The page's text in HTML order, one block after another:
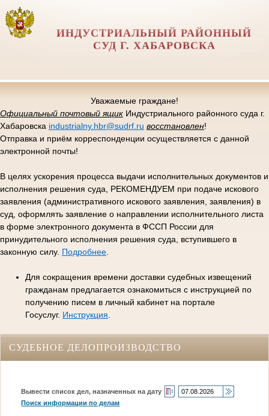
ИНДУСТРИАЛЬНЫЙ РАЙОННЫЙ
СУД Г. ХАБАРОВСКА
Уважаемые граждане!
Официальный почтовый ящик Индустриального районного суда г.
Хабаровска industrialny.hbr@sudrf.ru восстановлен!
Отправка и приём корреспонденции осуществляется с данной
электронной почты!
В целях ускорения процесса выдачи исполнительных документов и
исполнения решения суда, РЕКОМЕНДУЕМ при подаче искового
заявления (административного искового заявления, заявления) в
суд, оформлять заявление о направлении исполнительного листа
в форме электронного документа в ФССП России для
принудительного исполнения решения суда, вступившего в
законную силу. Подробнее
Для сокращения времени доставки судебных извещений
гражданам предлагается ознакомиться с инструкцией по
получению писем в личный кабинет на портале
Госуслуг. Инструкция
СУДЕБНОЕ ДЕЛОПРОИЗВОДСТВО
Вывести список дел, назначенных на дату
Поиск информации по делам